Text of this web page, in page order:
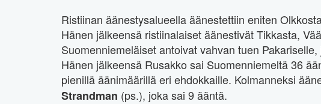
Ristiinan äänestysalueella äänestettiin eniten
Hänen jälkeensä ristiinalaiset äänestivät Tikkasta,
Suomenniemeläiset antoivat vahvan tuen
Hänen jälkeensä Rusakko sai Suomenniemeltä 36
pienillä äänimäärillä eri ehdokkaille. Kolmanneksi
Strandman (ps.), joka sai 9 ääntä.